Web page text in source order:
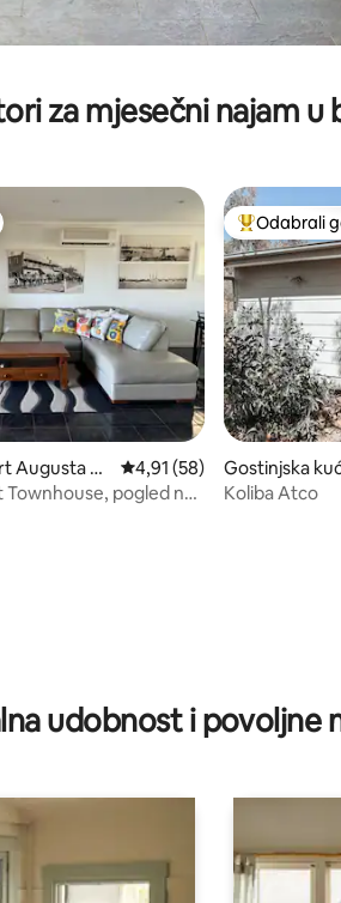
za mjesečni najam u
26
Augusta W
Prosječna ocjena: 4,91/5,
4,91 (58)
Townhouse, pogled na
Među
Odabrali
Gostinjska
Koliba Atco
udobnost i povoljne